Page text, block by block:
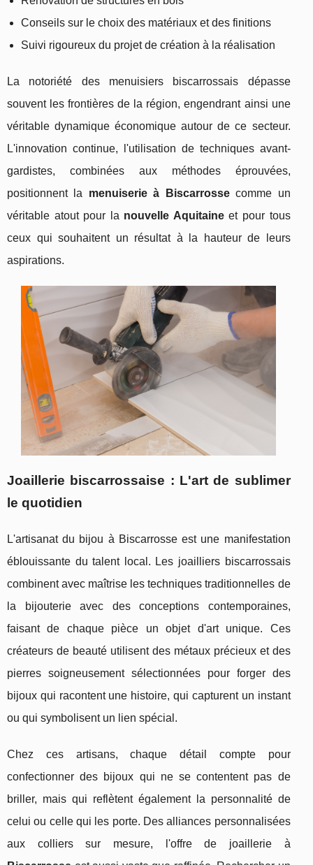
Conseils sur le choix des matériaux et des finitions
Suivi rigoureux du projet de création à la réalisation
La notoriété des menuisiers biscarrossais dépasse
souvent les frontières de la région, engendrant ainsi une
véritable dynamique économique autour de ce secteur.
L'innovation continue, l'utilisation de techniques avant-
gardistes, combinées aux méthodes éprouvées,
positionnent la menuiserie à Biscarrossecomme un
véritable atout pour la nouvelle Aquitaineet pour tous
ceux qui souhaitent un résultat à la hauteur de leurs
aspirations.
Joaillerie biscarrossaise : L'art de sublimer
le quotidien
L'artisanat du bijou à Biscarrosse est une manifestation
éblouissante du talent local. Les joailliers biscarrossais
combinent avec maîtrise les techniques traditionnelles de
la bijouterie avec des conceptions contemporaines,
faisant de chaque pièce un objet d'art unique. Ces
créateurs de beauté utilisent des métaux précieux et des
pierres soigneusement sélectionnées pour forger des
bijoux qui racontent une histoire, qui capturent un instant
ou qui symbolisent un lien spécial.
Chez ces artisans, chaque détail compte pour
confectionner des bijoux qui ne se contentent pas de
briller, mais qui reflètent également la personnalité de
celui ou celle qui les porte. Des alliances personnalisées
aux colliers sur mesure, l'offre de joaillerie à